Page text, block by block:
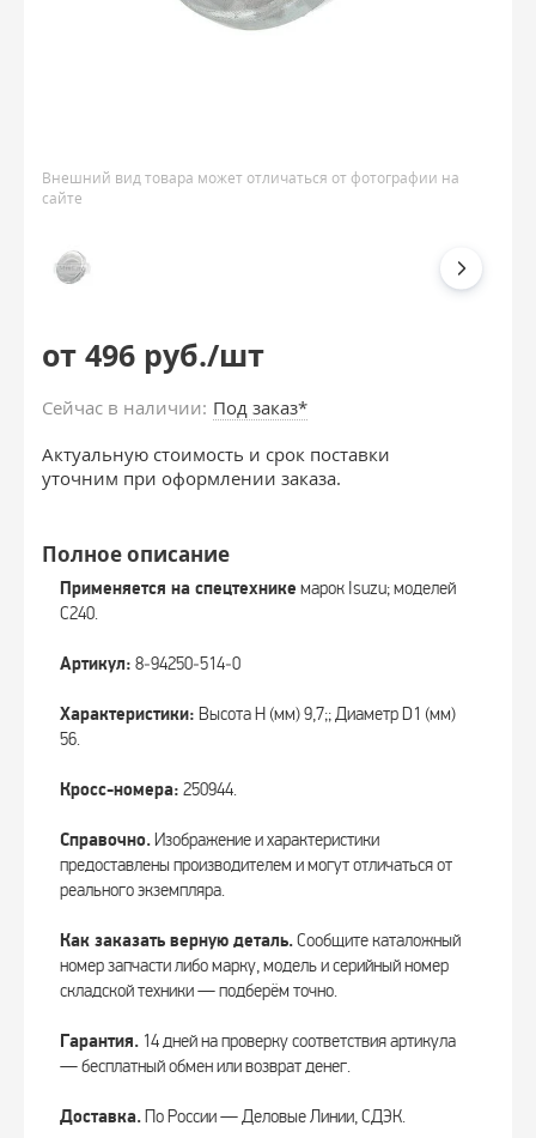
Внешний вид товара может отличаться от фотографии на
сайте
от 496 руб./шт
Сейчас в наличии: Под заказ*
Актуальную стоимость и срок поставки
уточним при оформлении заказа.
Полное описание
Применяется на спецтехнике марок Isuzu; моделей
C240.
Артикул: 8‑94250‑514‑0
Характеристики: Высота Н (мм) 9,7;; Диаметр D1 (мм)
56.
Кросс-номера: 250944.
Справочно.Изображение и характеристики
предоставлены производителем и могут отличаться от
реального экземпляра.
Как заказать верную деталь.Сообщите каталожный
номер запчасти либо марку, модель и серийный номер
складской техники — подберём точно.
Гарантия. 14 дней на проверку соответствия артикула
— бесплатный обмен или возврат денег.
Доставка.По России — Деловые Линии, СДЭК.